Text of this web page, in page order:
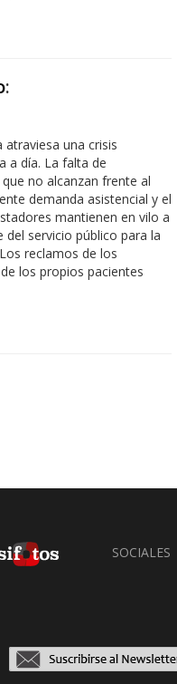
:
atraviesa una crisis
a día. La falta de
no alcanzan frente al
demanda asistencial y el
mantienen en vilo a
del servicio público para la
reclamos de los
los propios pacientes
SOCIALES